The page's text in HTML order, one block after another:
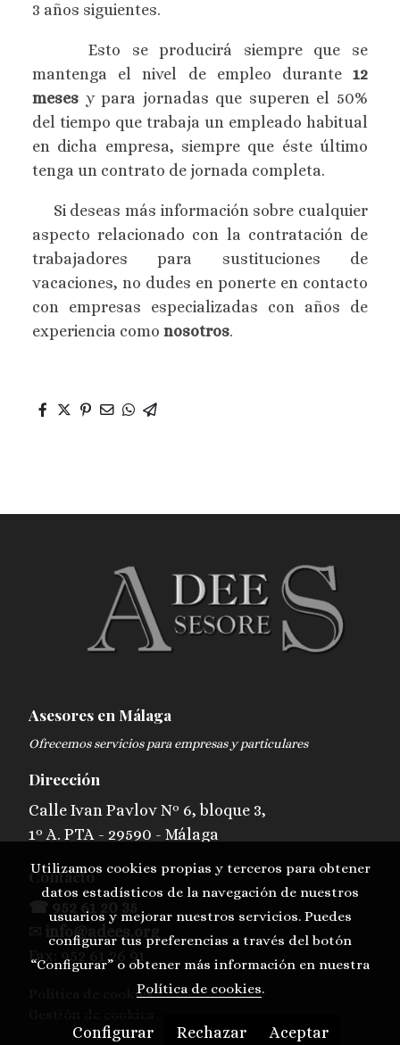
3 años siguientes.
Esto se producirá siempre que se
mantenga el nivel de empleo durante 12
meses y para jornadas que superen el 50%
del tiempo que trabaja un empleado habitual
en dicha empresa, siempre que éste último
tenga un contrato de jornada completa.
Si deseas más información sobre cualquier
aspecto relacionado con la contratación de
trabajadores para sustituciones de
vacaciones, no dudes en ponerte en contacto
con empresas especializadas con años de
experiencia como nosotros.
Asesores en Málaga
Ofrecemos servicios para empresas y particulares
Dirección
Calle Ivan Pavlov Nº 6, bloque 3,
1º A. PTA - 29590 - Málaga
Contacto
☎ 952 61 20 35
info@adees.org
Fax: 952 61 26 91
Política de cookies
Utilizamos cookies propias y terceros para obtener
datos estadísticos de la navegación de nuestros
usuarios y mejorar nuestros servicios. Puedes
configurar tus preferencias a través del botón
“Configurar” o obtener más información en nuestra
Política de cookies.
Configurar Rechazar Aceptar